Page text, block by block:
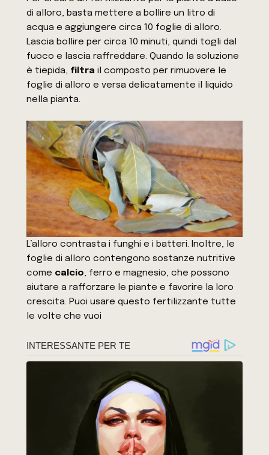
di alloro, basta mettere a bollire un litro di
acqua e aggiungere circa 10 foglie di alloro.
Lascia bollire per circa 10 minuti, quindi togli dal
fuoco e lascia raffreddare. Quando la soluzione
è tiepida, filtra il composto per rimuovere le
foglie di alloro e versa delicatamente il liquido
nella pianta.
L’alloro contrasta i funghi e i batteri. Inoltre, le
foglie di alloro contengono sostanze nutritive
come calcio, ferro e magnesio, che possono
aiutare a rafforzare le piante e favorire la loro
crescita. Puoi usare questo fertilizzante tutte
le volte che vuoi